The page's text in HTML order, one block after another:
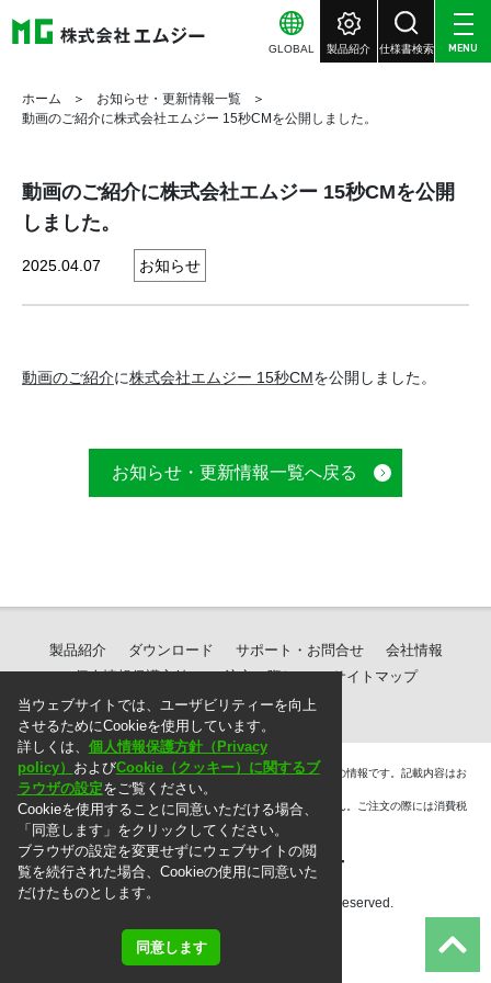
当ウェブサイトでは、ユーザビリティーを向上
させるためにCookieを使用しています。
詳しくは、 個人情報保護方針（Privacy
policy） およびCookie（クッキー）に関するブ
ラウザの設定をご覧ください。
Cookieを使用することに同意いただける場合、
「同意します」をクリックしてください。
ブラウザの設定を変更せずにウェブサイトの閲
覧を続行された場合、Cookieの使用に同意いた
だけたものとします。
同意します
GLOBAL 製品紹介 仕様書検索 MENU
ホーム
お知らせ・更新情報一覧
動画のご紹介に株式会社エムジー 15秒CMを公開しました。
動画のご紹介に株式会社エムジー 15秒CMを公開
しました。
2025.04.07 お知らせ
動画のご紹介に株式会社エムジー 15秒CMを公開しました。
お知らせ・更新情報一覧へ戻る
製品紹介 ダウンロード サポート・お問合せ
会社情報
個人情報保護方針
ご注文に際して サイトマップ
＊. 本ウェブサイト上に掲載されている情報は、掲載した時点での情報です。記載内容はお
断りなしに変更することがありますのでご了承ください。
＊. 本ウェブサイト上の表示価格には消費税は含まれておりません。ご注文の際には消費税
を別途頂戴いたします。
Copyright © 2010 MG Co., Ltd. All rights reserved.